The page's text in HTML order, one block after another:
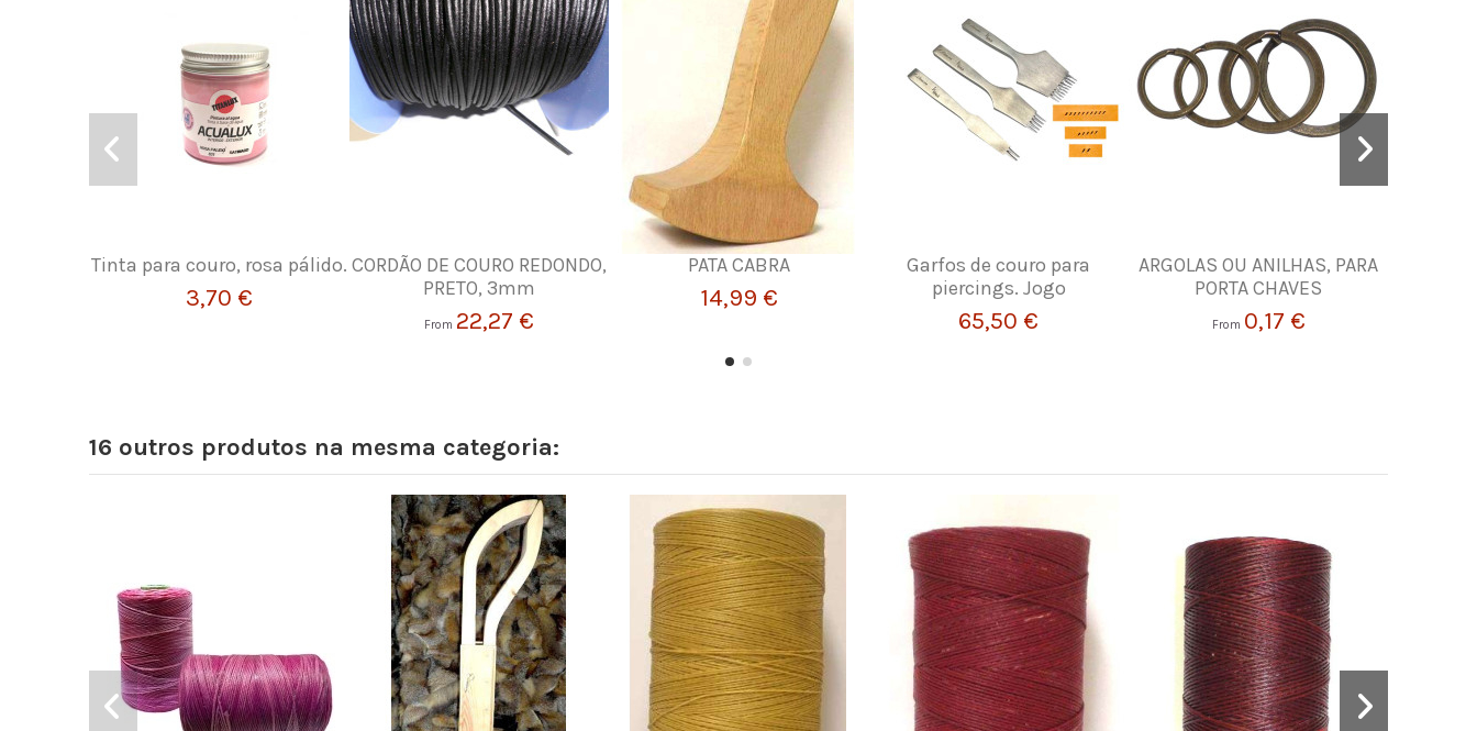
Tinta para couro, rosa pálido.
3,70 €
CORDÃO DE COURO REDONDO,
PRETO, 3mm
From 22,27 €
PATA CABRA
14,99 €
Garfos de couro para
piercings. Jogo
65,50 €
ARGOLAS OU ANILHAS, PARA
PORTA CHAVES
From 0,17 €
16 outros produtos na mesma categoria: